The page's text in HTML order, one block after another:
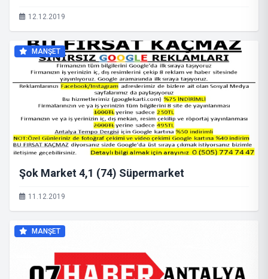
12.12.2019
MANŞET
Şok Market 4,1 (74) Süpermarket
11.12.2019
MANŞET